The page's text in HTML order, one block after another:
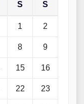
S S
1 2
8 9
15 16
22 23